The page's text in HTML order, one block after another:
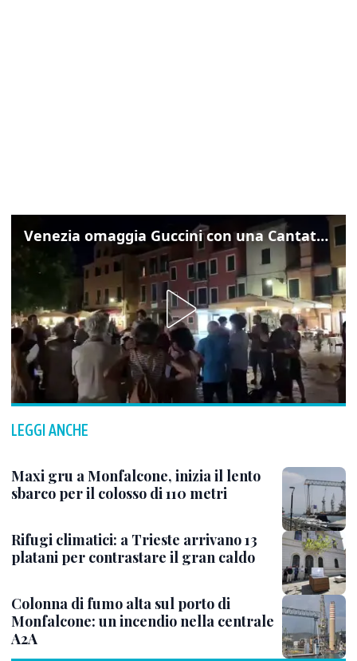
Venezia omaggia Guccini con una Cantata Anarchica in campo Santa Margherita
LEGGI ANCHE
Maxi gru a Monfalcone, inizia il lento
sbarco per il colosso di 110 metri
Rifugi climatici: a Trieste arrivano 13
platani per contrastare il gran caldo
Colonna di fumo alta sul porto di
Monfalcone: un incendio nella centrale
A2A